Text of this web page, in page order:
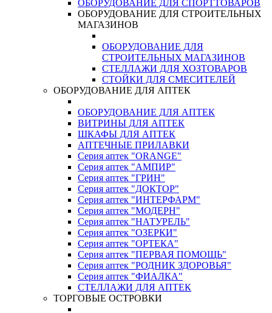
ОБОРУДОВАНИЕ ДЛЯ СПОРТТОВАРОВ
ОБОРУДОВАНИЕ ДЛЯ СТРОИТЕЛЬНЫХ
МАГАЗИНОВ
ОБОРУДОВАНИЕ ДЛЯ
СТРОИТЕЛЬНЫХ МАГАЗИНОВ
СТЕЛЛАЖИ ДЛЯ ХОЗТОВАРОВ
СТОЙКИ ДЛЯ СМЕСИТЕЛЕЙ
ОБОРУДОВАНИЕ ДЛЯ АПТЕК
ОБОРУДОВАНИЕ ДЛЯ АПТЕК
ВИТРИНЫ ДЛЯ АПТЕК
ШКАФЫ ДЛЯ АПТЕК
АПТЕЧНЫЕ ПРИЛАВКИ
Серия аптек "ORANGE"
Серия аптек "АМПИР"
Серия аптек "ГРИН"
Серия аптек "ДОКТОР"
Серия аптек "ИНТЕРФАРМ"
Серия аптек "МОДЕРН"
Серия аптек "НАТУРЕЛЬ"
Серия аптек "ОЗЕРКИ"
Серия аптек "ОРТЕКА"
Серия аптек "ПЕРВАЯ ПОМОЩЬ"
Серия аптек "РОДНИК ЗДОРОВЬЯ"
Серия аптек "ФИАЛКА"
СТЕЛЛАЖИ ДЛЯ АПТЕК
ТОРГОВЫЕ ОСТРОВКИ